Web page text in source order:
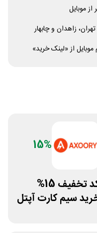
موبایل
زاهدان و چابهار
موبایل از «لینک خرید»
15%
کد تخفیف 15%
سیم کارت آپتل